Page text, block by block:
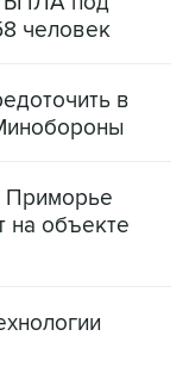
человек
в
Приморье
на объекте